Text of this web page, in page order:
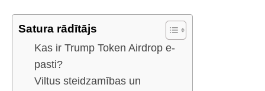
Satura rādītājs
Kas ir Trump Token Airdrop e-
pasti?
Viltus steidzamības un